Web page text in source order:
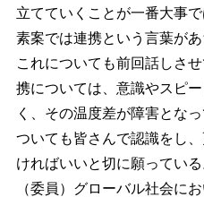
立てていくことが一番大事で
素案では連携という言葉が
これについても前回話しさ
携については、意識やスピ
く、その温度差が障害とな
ついても皆さんで認識をし
ければいいと切に願っている
（委員）グローバル社会に